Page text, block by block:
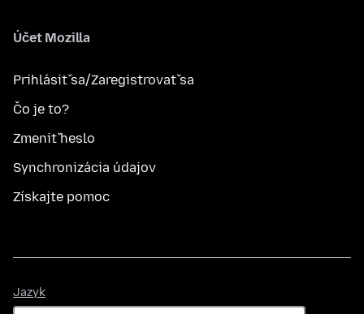
Účet Mozilla
Prihlásiť sa/Zaregistrovať sa
Čo je to?
Zmeniť heslo
Synchronizácia údajov
Získajte pomoc
Jazyk